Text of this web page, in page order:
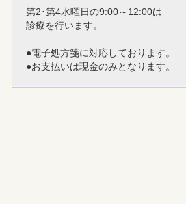
第2･第4水曜日の9:00～12:00は
診療を行います。
●電子処方箋に対応しております。
●お支払いは現金のみとなります。